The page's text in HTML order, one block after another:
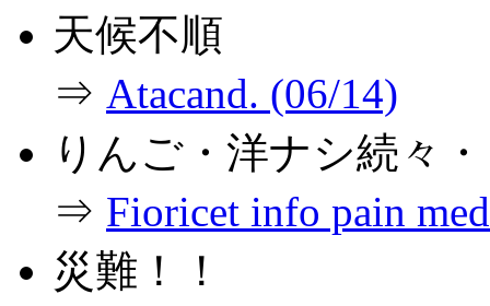
天候不順
⇒ Atacand. (06/14)
りんご・洋ナシ続々
⇒ Fioricet info pain
災難！！